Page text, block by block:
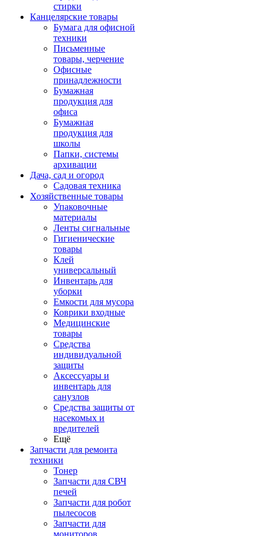
стирки
Канцелярские товары
Бумага для офисной
техники
Письменные
товары, черчение
Офисные
принадлежности
Бумажная
продукция для
офиса
Бумажная
продукция для
школы
Папки, системы
архивации
Дача, сад и огород
Садовая техника
Хозяйственные товары
Упаковочные
материалы
Ленты сигнальные
Гигиенические
товары
Клей
универсальный
Инвентарь для
уборки
Емкости для мусора
Коврики входные
Медицинские
товары
Средства
индивидуальной
защиты
Аксессуары и
инвентарь для
санузлов
Средства защиты от
насекомых и
вредителей
Ещё
Запчасти для ремонта
техники
Тонер
Запчасти для СВЧ
печей
Запчасти для робот
пылесосов
Запчасти для
мониторов